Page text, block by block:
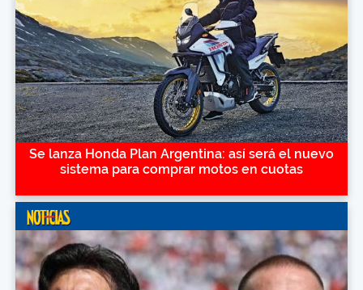
Se lanza Honda Plan Argentina: así será el nuevo
sistema para comprar motos en cuotas